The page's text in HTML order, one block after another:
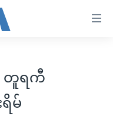
တူရကီ
ရိမ်